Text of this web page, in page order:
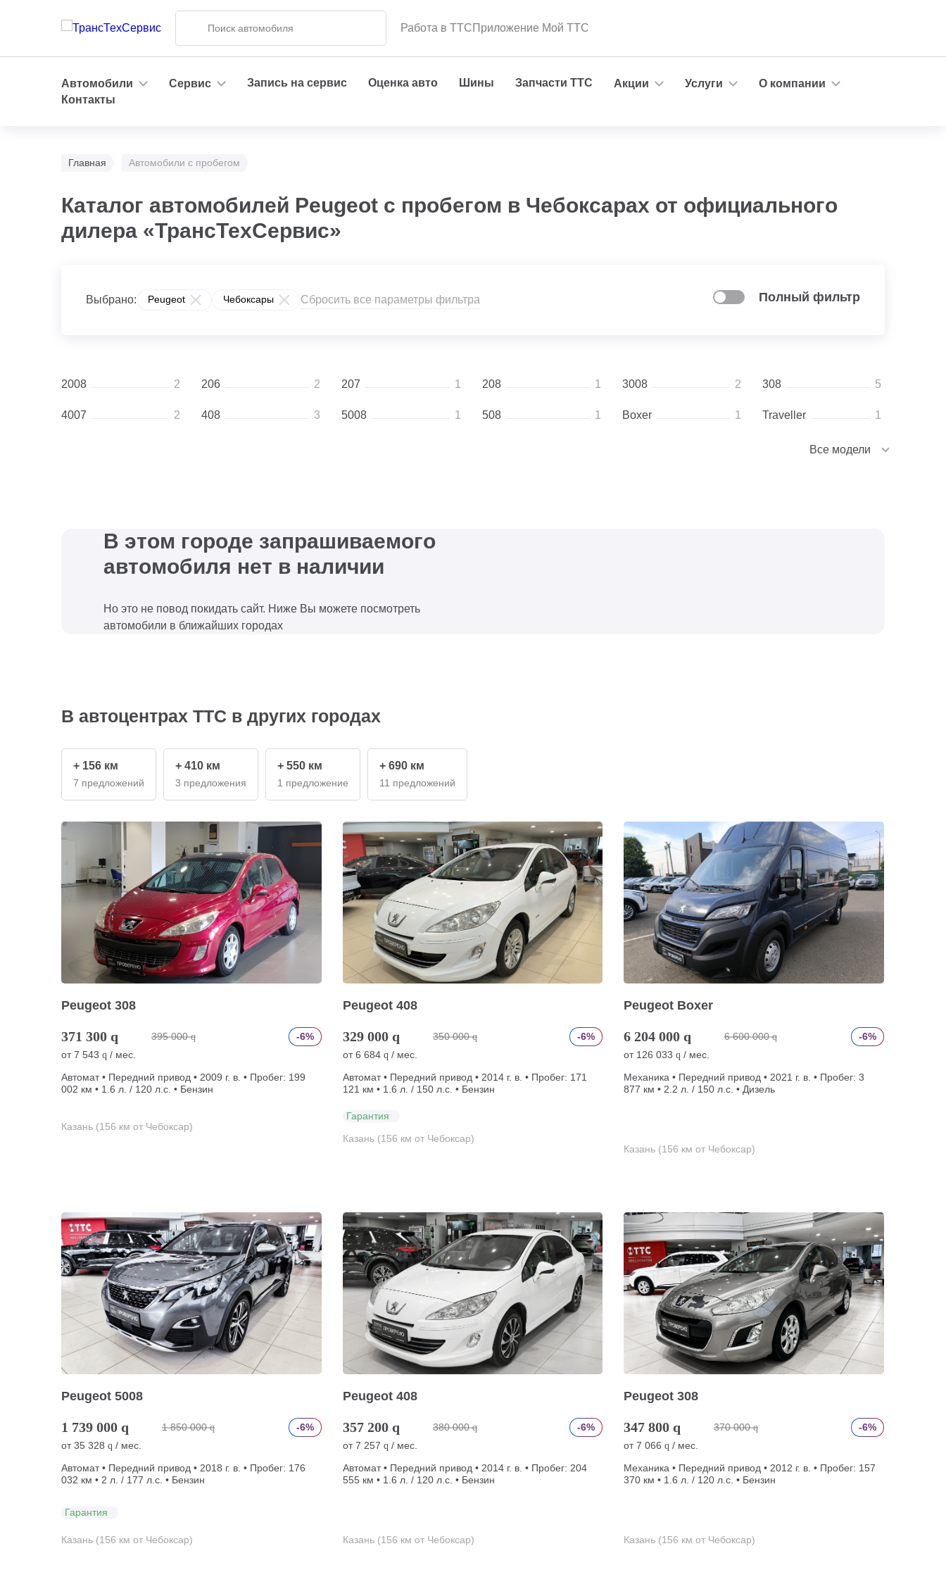
Работа в ТТСПриложение Мой ТТС
Автомобили Сервис Запись на сервис Оценка авто Шины Запчасти ТТС Акции Услуги
О компании
Контакты
Главная Автомобили с пробегом
Каталог автомобилей Peugeot с пробегом в Чебоксарах от официального
дилера «ТрансТехСервис»
Выбрано: Peugeot Чебоксары Сбросить все параметры фильтра Полный фильтр
2008 2 206 2 207 1 208 1 3008 2 308 5
4007 2 408 3 5008 1 508 1 Boxer 1 Traveller 1
Все модели
В этом городе запрашиваемого
автомобиля нет в наличии
Но это не повод покидать сайт. Ниже Вы можете посмотреть
автомобили в ближайших городах
В автоцентрах ТТС в других городах
+ 156 км
7 предложений
+ 410 км
3 предложения
+ 550 км
1 предложение
+ 690 км
11 предложений
Peugeot 308
371 300 q 395 000 q
-6%
от7 543 q / мес.
Автомат • Передний привод • 2009 г. в. • Пробег: 199
002 км • 1.6 л. / 120 л.с. • Бензин
Казань (156 км от Чебоксар)
Peugeot 408
329 000 q 350 000 q
-6%
от6 684 q / мес.
Автомат • Передний привод • 2014 г. в. • Пробег: 171
121 км • 1.6 л. / 150 л.с. • Бензин
Гарантия
Казань (156 км от Чебоксар)
Peugeot Boxer
6 204 000 q 6 600 000 q
-6%
от 126 033 q / мес.
Механика • Передний привод • 2021 г. в. • Пробег: 3
877 км • 2.2 л. / 150 л.с. • Дизель
Казань (156 км от Чебоксар)
Peugeot 5008
1 739 000 q 1 850 000 q
-6%
от35 328 q / мес.
Автомат • Передний привод • 2018 г. в. • Пробег: 176
032 км • 2 л. / 177 л.с. • Бензин
Гарантия
Казань (156 км от Чебоксар)
Peugeot 408
357 200 q 380 000 q
-6%
от7 257 q / мес.
Автомат • Передний привод • 2014 г. в. • Пробег: 204
555 км • 1.6 л. / 120 л.с. • Бензин
Казань (156 км от Чебоксар)
Peugeot 308
347 800 q 370 000 q
-6%
от7 066 q / мес.
Механика • Передний привод • 2012 г. в. • Пробег: 157
370 км • 1.6 л. / 120 л.с. • Бензин
Казань (156 км от Чебоксар)